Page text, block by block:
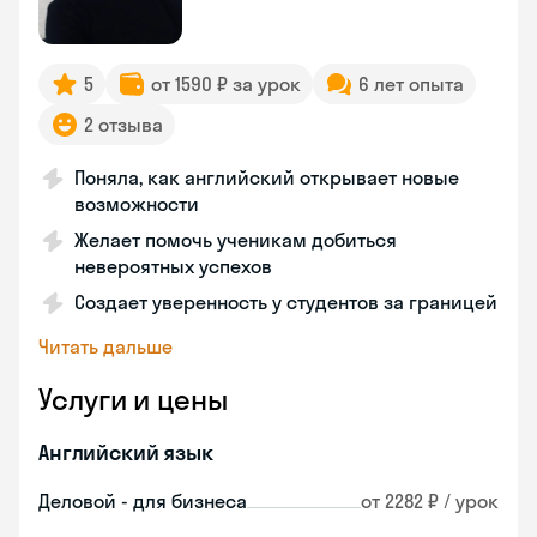
5 от 1590 ₽ за урок
6 лет опыта
2 отзыва
Поняла, как английский открывает новые
возможности
Желает помочь ученикам добиться
невероятных успехов
Создает уверенность у студентов за границей
Читать дальше
Услуги и цены
Английский язык
Деловой - для бизнеса от 2282 ₽ / урок